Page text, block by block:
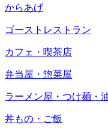
からあげ
ゴーストレストラン
カフェ・喫茶店
弁当屋・惣菜屋
ラーメン屋・つけ麺・
丼もの・ご飯